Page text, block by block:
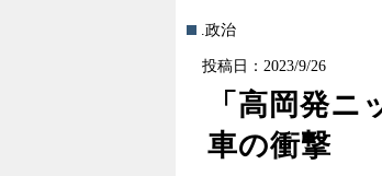
.政治
投稿日：2023/9/26
「高岡発
車の衝撃